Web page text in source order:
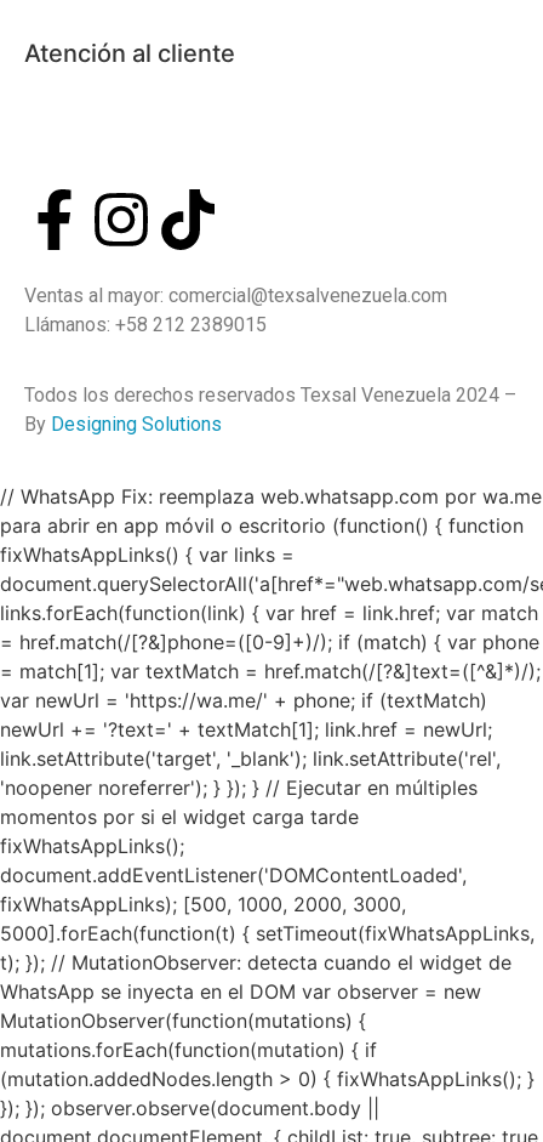
Atención al cliente
Ventas al mayor: comercial@texsalvenezuela.com
Llámanos: +58 212 2389015
Todos los derechos reservados Texsal Venezuela 2024 –
By Designing Solutions
// WhatsApp Fix: reemplaza web.whatsapp.com por wa.me
para abrir en app móvil o escritorio (function() { function
fixWhatsAppLinks() { var links =
document.querySelectorAll('a[href*="web.whatsapp.com/
links.forEach(function(link) { var href = link.href; var match
= href.match(/[?&]phone=([0-9]+)/); if (match) { var phone
= match[1]; var textMatch = href.match(/[?&]text=([^&]*)/);
var newUrl = 'https://wa.me/' + phone; if (textMatch)
newUrl += '?text=' + textMatch[1]; link.href = newUrl;
link.setAttribute('target', '_blank'); link.setAttribute('rel',
'noopener noreferrer'); } }); } // Ejecutar en múltiples
momentos por si el widget carga tarde
fixWhatsAppLinks();
document.addEventListener('DOMContentLoaded',
fixWhatsAppLinks); [500, 1000, 2000, 3000,
5000].forEach(function(t) { setTimeout(fixWhatsAppLinks,
t); }); // MutationObserver: detecta cuando el widget de
WhatsApp se inyecta en el DOM var observer = new
MutationObserver(function(mutations) {
mutations.forEach(function(mutation) { if
(mutation.addedNodes.length > 0) { fixWhatsAppLinks(); }
}); }); observer.observe(document.body ||
document.documentElement, { childList: true, subtree: true